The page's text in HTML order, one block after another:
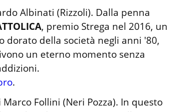
Albinati (Rizzoli). Dalla penna
, premio Strega nel 2016, un
dorato della società negli anni '80,
un eterno momento senza
.
Marco Follini (Neri Pozza). In questo